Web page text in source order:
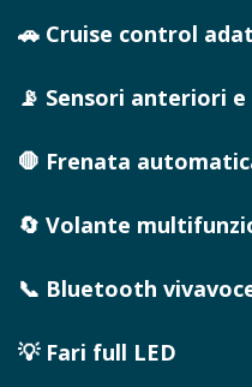
🚗 Cruise control
📡 Sensori anteriori
🛑 Frenata
🔄 Volante
📞 Bluetooth
💡 Fari full LED